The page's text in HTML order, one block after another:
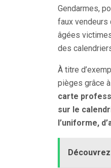
Gendarmes,
faux vendeurs
âgées
des
À titre
pièges grâce
carte
sur le
l’uniforme,